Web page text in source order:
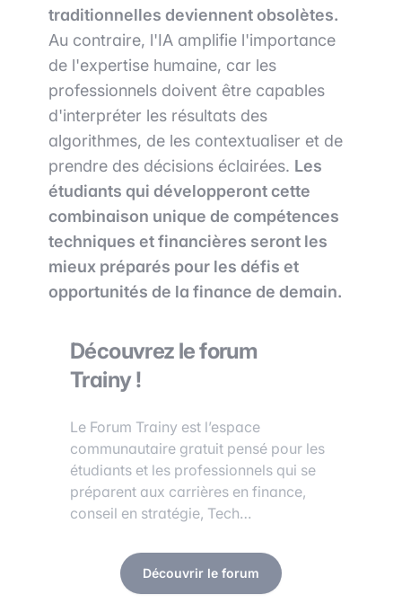
traditionnelles deviennent obsolètes.
Au contraire, l'IA amplifie l'importance
de l'expertise humaine, car les
professionnels doivent être capables
d'interpréter les résultats des
algorithmes, de les contextualiser et de
prendre des décisions éclairées. Les
étudiants qui développeront cette
combinaison unique de compétences
techniques et financières seront les
mieux préparés pour les défis et
opportunités de la finance de demain.
Découvrez le forum
Trainy !
Le Forum Trainy est l’espace
communautaire gratuit pensé pour les
étudiants et les professionnels qui se
préparent aux carrières en finance,
conseil en stratégie, Tech…
Découvrir le forum